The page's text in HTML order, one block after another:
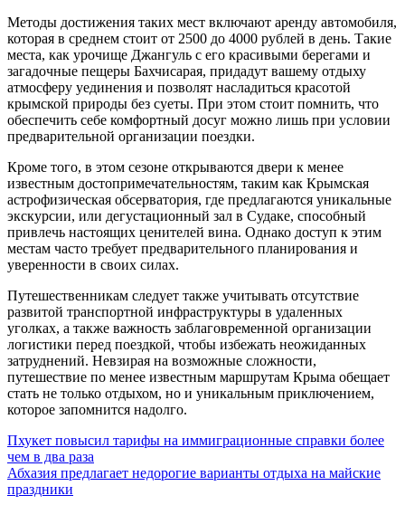
Методы достижения таких мест включают аренду автомобиля,
которая в среднем стоит от 2500 до 4000 рублей в день. Такие
места, как урочище Джангуль с его красивыми берегами и
загадочные пещеры Бахчисарая, придадут вашему отдыху
атмосферу уединения и позволят насладиться красотой
крымской природы без суеты. При этом стоит помнить, что
обеспечить себе комфортный досуг можно лишь при условии
предварительной организации поездки.
Кроме того, в этом сезоне открываются двери к менее
известным достопримечательностям, таким как Крымская
астрофизическая обсерватория, где предлагаются уникальные
экскурсии, или дегустационный зал в Судаке, способный
привлечь настоящих ценителей вина. Однако доступ к этим
местам часто требует предварительного планирования и
уверенности в своих силах.
Путешественникам следует также учитывать отсутствие
развитой транспортной инфраструктуры в удаленных
уголках, а также важность заблаговременной организации
логистики перед поездкой, чтобы избежать неожиданных
затруднений. Невзирая на возможные сложности,
путешествие по менее известным маршрутам Крыма обещает
стать не только отдыхом, но и уникальным приключением,
которое запомнится надолго.
Навигация
по
записям
Пхукет повысил тарифы на иммиграционные справки более
чем в два раза
Абхазия предлагает недорогие варианты отдыха на майские
праздники